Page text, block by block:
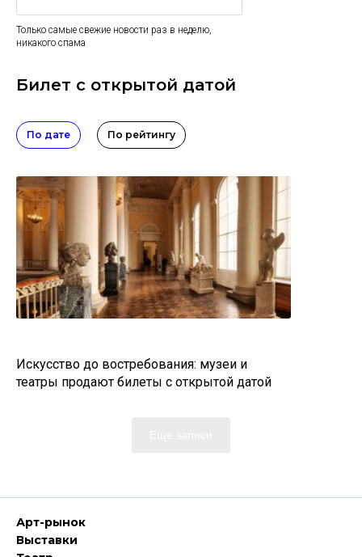
Только самые свежие новости раз в неделю,
никакого спама
Билет с открытой датой
По дате По рейтингу
Искусство до востребования: музеи и
театры продают билеты с открытой датой
Арт-рынок
Выставки